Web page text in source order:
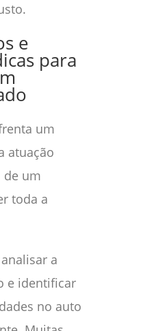
e
para
um
atuação
de um
toda a
a
e identificar
no auto